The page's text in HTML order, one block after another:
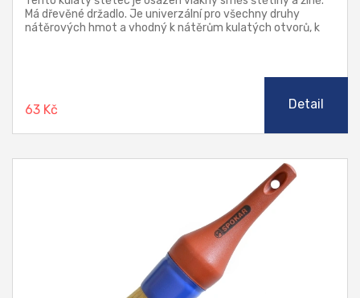
Má dřevěné držadlo. Je univerzální pro všechny druhy
nátěrových hmot a vhodný k nátěrům kulatých otvorů, k
63 Kč Detail